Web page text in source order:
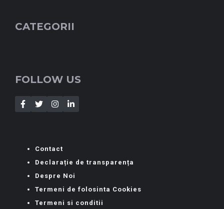
CATEGORII
FOLLOW US
Contact
Declarație de transparența
Despre Noi
Termeni de folosinta Cookies
Termeni si conditii